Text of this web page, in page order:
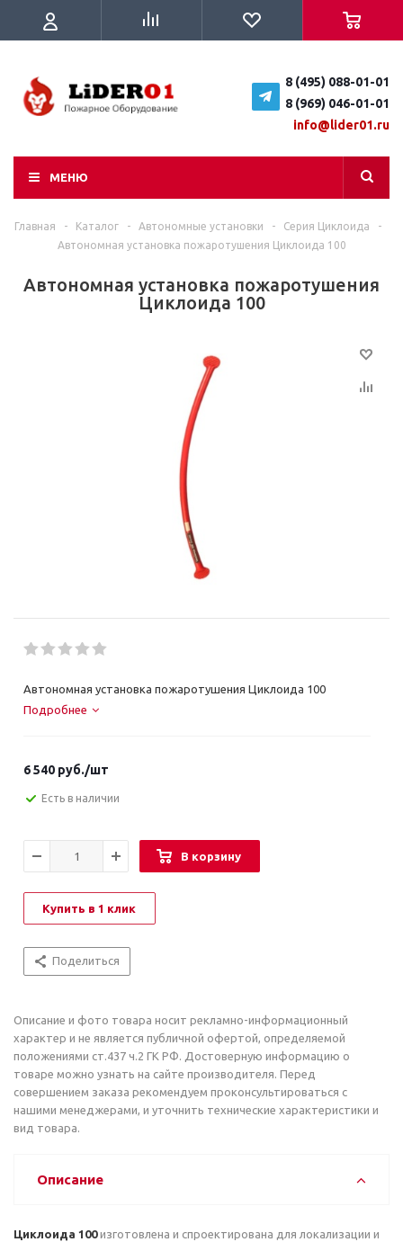
8 (495) 088-01-01
8 (969) 046-01-01
info@lider01.ru
МЕНЮ
Главная - Каталог - Автономные установки - Серия Циклоида
-
Автономная установка пожаротушения Циклоида 100
Автономная установка пожаротушения
Циклоида 100
Автономная установка пожаротушения Циклоида 100
Подробнее
6 540 руб./шт
Есть в наличии
В корзину
Купить в 1 клик
Поделиться
Описание и фото товара носит рекламно-информационный
характер и не является публичной офертой, определяемой
положениями ст.437 ч.2 ГК РФ. Достоверную информацию о
товаре можно узнать на сайте производителя. Перед
совершением заказа рекомендуем проконсультироваться с
нашими менеджерами, и уточнить технические характеристики и
вид товара.
Описание
Циклоида 100изготовлена и спроектирована для локализации и